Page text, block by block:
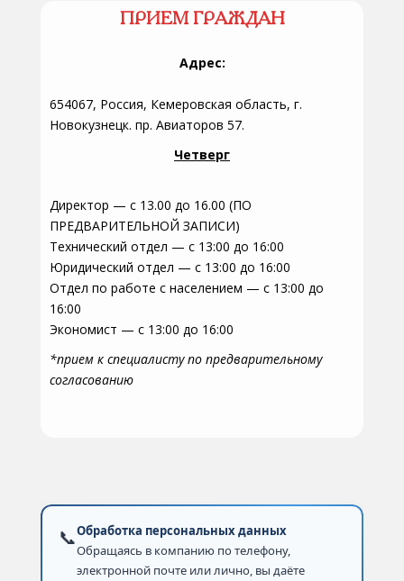
ПРИЕМ ГРАЖДАН
Адрес:
654067, Россия, Кемеровская область, г.
Новокузнецк. пр. Авиаторов 57.
Четверг
Директор — с 13.00 до 16.00 (ПО
ПРЕДВАРИТЕЛЬНОЙ ЗАПИСИ)
Технический отдел — с 13:00 до 16:00
Юридический отдел — с 13:00 до 16:00
Отдел по работе с населением — с 13:00 до
16:00
Экономист — с 13:00 до 16:00
*прием к специалисту по предварительному
согласованию
📞Обработка персональных данных
Обращаясь в компанию по телефону,
электронной почте или лично, вы даёте